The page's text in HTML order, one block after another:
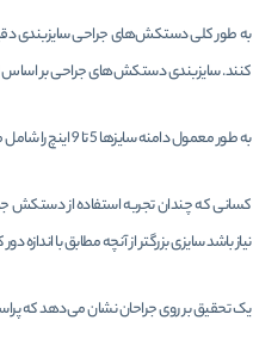
به طور کلی دستکش‌های جراحی سایزبندی
کنند. سایزبندی دستکش‌های جراحی بر اساس
به طور معمول دامنه سایزها 5 تا 9 اینچ را شامل می شود و فاصله بین دو سایز متوالی 0/5 اینچ است. برخی از برندها سایز 5 را تولید می‌کنند که خاص جراحان و درمانگران خانم است.
کسانی که چندان تجربه استفاده از دستکش
نیاز باشد سایزی بزرگتر از آنچه مطابق با
یک تحقیق بر روی جراحان نشان می‌دهد که